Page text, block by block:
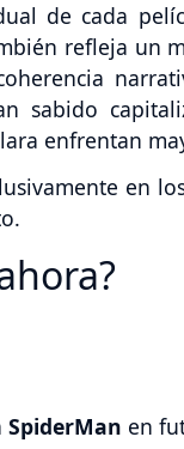
de cada
refleja un
sabido
enfrentan
en
SpiderMan en